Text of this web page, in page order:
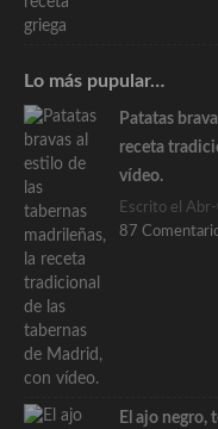
Lo más pupular…
Patatas
receta
vídeo.
Escrito el
87
El ajo negro,